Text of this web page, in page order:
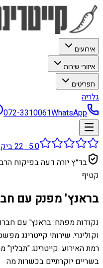
אירועים
איזורי שירות
תפריטים
גלריה
072-3310061WhatsApp
5.0
·
22
בד״ץ יורה דעה בפיקוח
קטיף
בראנץ' מפנק עם
נקודות מפתח: בראנץ' עם
וקולינרי. שירותי קייטרינג
רמת האירוע. קייטרינג
בשריים יוקרתיים בכשרות מה